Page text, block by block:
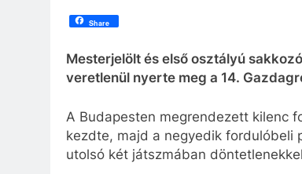
Share
Mesterjelölt és első osztályú
veretlenül nyerte meg a 14.
A Budapesten megrendezett kilenc
kezdte, majd a negyedik fordulóbeli
utolsó két játszmában